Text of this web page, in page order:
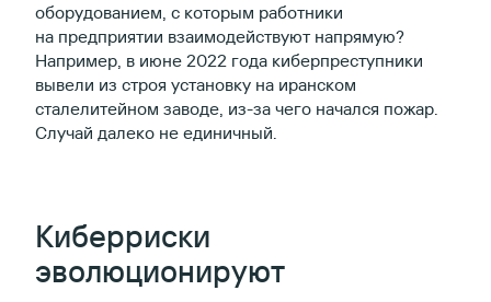
оборудованием, с которым работники
на предприятии взаимодействуют напрямую?
Например, в июне 2022 года киберпреступники
вывели из строя установку на иранском
сталелитейном заводе, из-за чего начался пожар.
Случай далеко не единичный.
Киберриски
эволюционируют